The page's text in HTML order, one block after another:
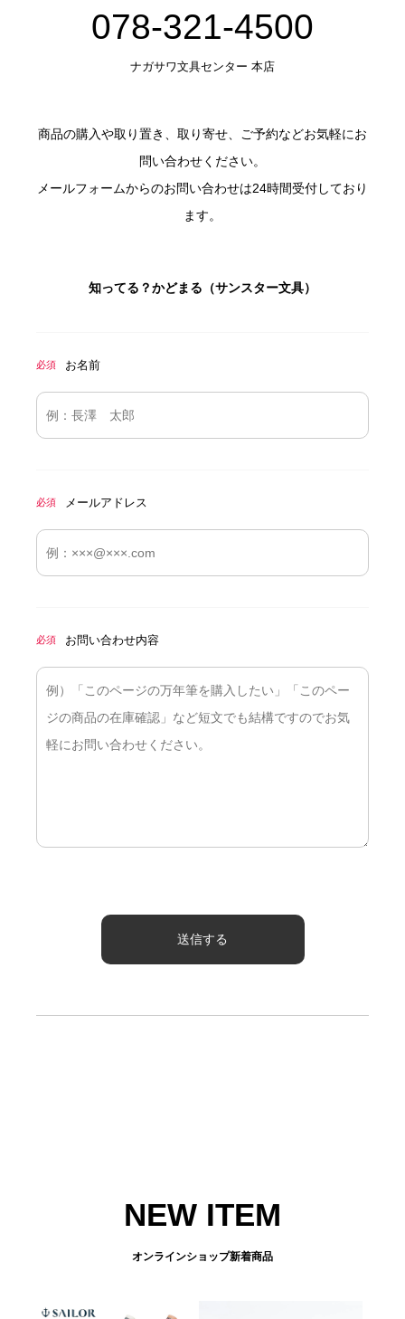
078-321-4500
ナガサワ文具センター 本店
商品の購入や取り置き、取り寄せ、ご予約などお気軽にお
問い合わせください。
メールフォームからのお問い合わせは24時間受付しており
ます。
知ってる？かどまる（サンスター文具）
必須 お名前
必須 メールアドレス
必須 お問い合わせ内容
NEW ITEM
オンラインショップ新着商品